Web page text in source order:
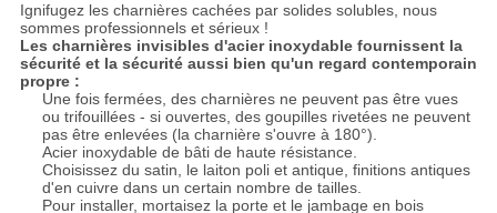
Ignifugez les charnières cachées par solides solubles, nous
sommes professionnels et sérieux !
Les charnières invisibles d'acier inoxydable fournissent la
sécurité et la sécurité aussi bien qu'un regard contemporain
propre :
Une fois fermées, des charnières ne peuvent pas être vues
ou trifouillées - si ouvertes, des goupilles rivetées ne peuvent
pas être enlevées (la charnière s'ouvre à 180°).
Acier inoxydable de bâti de haute résistance.
Choisissez du satin, le laiton poli et antique, finitions antiques
d'en cuivre dans un certain nombre de tailles.
Pour installer, mortaisez la porte et le jambage en bois